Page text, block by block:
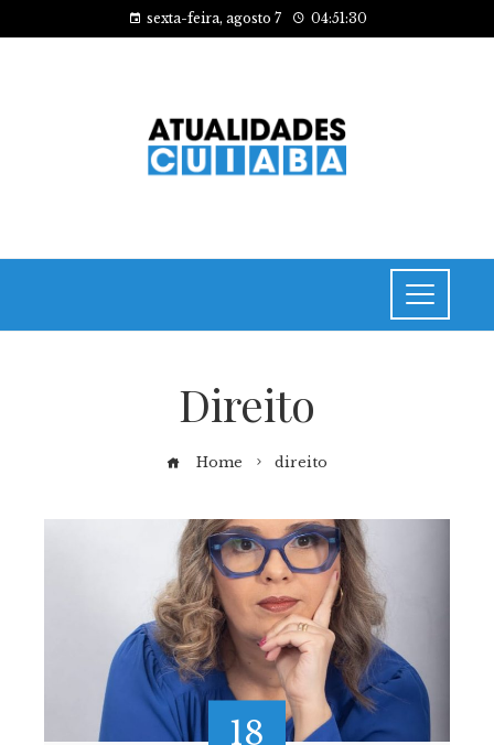
sexta-feira, agosto 7 04:51:30
Direito
Home direito
18